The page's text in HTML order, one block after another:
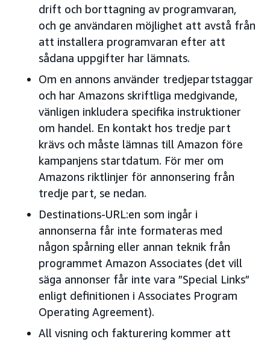
drift och borttagning av programvaran,
och ge användaren möjlighet att avstå från
att installera programvaran efter att
sådana uppgifter har lämnats.
Om en annons använder tredjepartstaggar
och har Amazons skriftliga medgivande,
vänligen inkludera specifika instruktioner
om handel. En kontakt hos tredje part
krävs och måste lämnas till Amazon före
kampanjens startdatum. För mer om
Amazons riktlinjer för annonsering från
tredje part, se nedan.
Destinations-URL:en som ingår i
annonserna får inte formateras med
någon spårning eller annan teknik från
programmet Amazon Associates (det vill
säga annonser får inte vara ”Special Links”
enligt definitionen i Associates Program
Operating Agreement).
All visning och fakturering kommer att